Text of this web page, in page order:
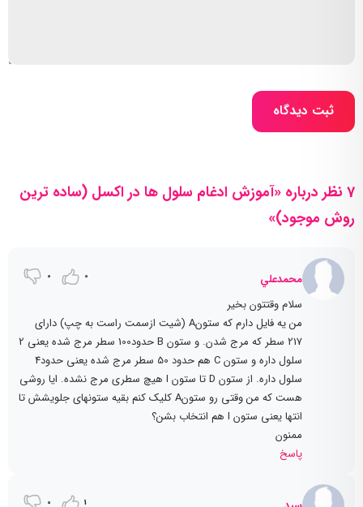
ثبت دیدگاه
7 نظر درباره «آموزش ادغام سلول ها در اکسل (ساده ترین
روش موجود)»
محمدعلي 0
0
سلام وقتتون بخیر
من یه فایل دارم که ستونA (شیت ازسمت راست به چپ) دارای
217 سطر که مرج شدن. و ستون B حدود100 سطر مرج شده یعنی 2
سلول داره و ستون C هم حدود 50 سطر مرج شده یعنی حدود4
سلول داره. از ستون D تا ستون I هیچ سطری مرج نشده. ایا روشی
هست که من وقتی رو ستونA کلیک کنم بقیه ستونهای جلویشش تا
انتها یعنی ستون I هم انتخاب بشن؟
ممنون
پاسخ
1
0